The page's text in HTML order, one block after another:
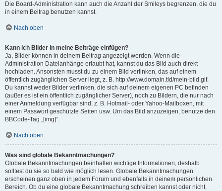
Die Board-Administration kann auch die Anzahl der Smileys begrenzen, die du
in einem Beitrag benutzen kannst.
Nach oben
Kann ich Bilder in meine Beiträge einfügen?
Ja, Bilder können in deinem Beitrag angezeigt werden. Wenn die
Administration Dateianhänge erlaubt hat, kannst du das Bild auch direkt
hochladen. Ansonsten musst du zu einem Bild verlinken, das auf einem
öffentlich zugänglichen Server liegt, z. B. http://www.domain.tld/mein-bild.gif.
Du kannst weder Bilder verlinken, die sich auf deinem eigenen PC befinden
(außer es ist ein öffentlich zugänglicher Server), noch zu Bildern, die nur nach
einer Anmeldung verfügbar sind, z. B. Hotmail- oder Yahoo-Mailboxen, mit
einem Passwort geschützte Seiten usw. Um das Bild anzuzeigen, benutze den
BBCode-Tag „[img]“.
Nach oben
Was sind globale Bekanntmachungen?
Globale Bekanntmachungen beinhalten wichtige Informationen, deshalb
solltest du sie so bald wie möglich lesen. Globale Bekanntmachungen
erscheinen ganz oben in jedem Forum und ebenfalls in deinem persönlichen
Bereich. Ob du eine globale Bekanntmachung schreiben kannst oder nicht,